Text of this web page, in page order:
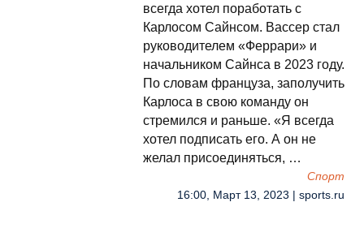
всегда хотел поработать с
Карлосом Сайнсом. Вассер стал
руководителем «Феррари» и
начальником Сайнса в 2023 году.
По словам француза, заполучить
Карлоса в свою команду он
стремился и раньше. «Я всегда
хотел подписать его. А он не
желал присоединяться, …
Спорт
16:00, Март 13, 2023 | sports.ru